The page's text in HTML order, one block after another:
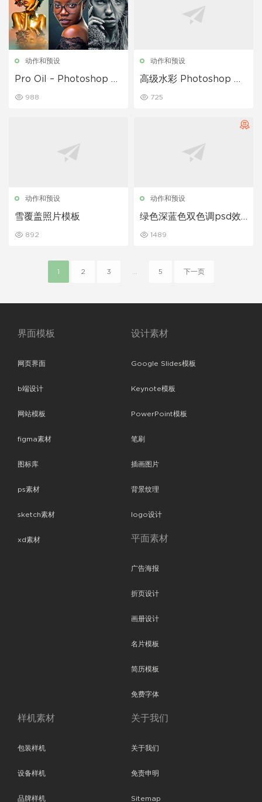
动作和预设
Pro Oil – Photoshop 动
988
动作和预设
高级水彩 Photoshop 动
725
动作和预设
雪覆盖照片模板
892
动作和预设
绿色深蓝色双色调psd效
1489
1 2 3 5 下一页
界面模板
网页界面
b端设计
网站模板
figma素材
图标库
ps素材
sketch素材
xd素材
设计素材
Google Slides模板
Keynote模板
PowerPoint模板
笔刷
插画图片
背景纹理
logo设计
平面素材
广告海报
折页设计
画册设计
名片模板
简历模板
免费字体
样机素材
包装样机
设备样机
品牌样机
关于我们
关于我们
免责申明
Sitemap